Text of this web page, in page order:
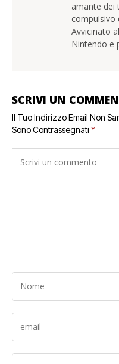
amante dei
compulsivo
Avvicinato
Nintendo e
SCRIVI UN
Il Tuo Indirizzo Email Non
Sono Contrassegnati *